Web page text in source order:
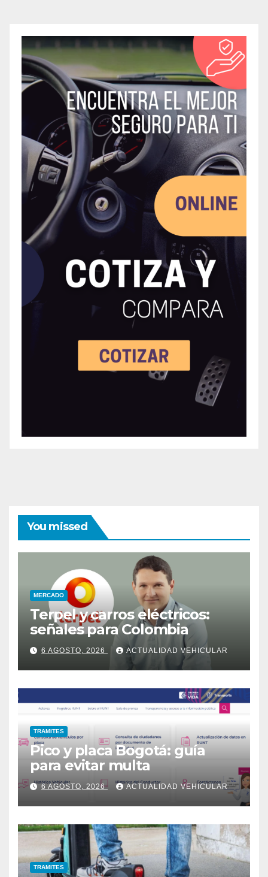
You missed
MERCADO
Terpel y carros eléctricos:
señales para Colombia
6 AGOSTO, 2026 ACTUALIDAD VEHICULAR
TRAMITES
Pico y placa Bogotá: guía
para evitar multa
6 AGOSTO, 2026 ACTUALIDAD VEHICULAR
TRAMITES